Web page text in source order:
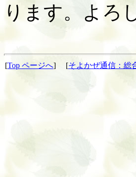
ります。よろ
[Top ページへ] [そよかぜ通信：総